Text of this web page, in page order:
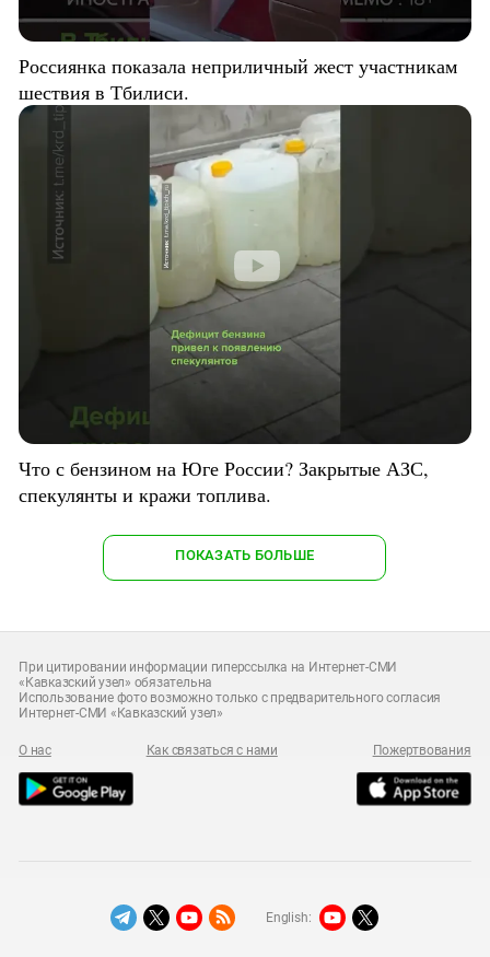
Россиянка показала неприличный жест участникам
шествия в Тбилиси.
Что с бензином на Юге России? Закрытые АЗС,
спекулянты и кражи топлива.
ПОКАЗАТЬ БОЛЬШЕ
При цитировании информации гиперссылка на Интернет-СМИ
«Кавказский узел» обязательна
Использование фото возможно только с предварительного согласия
Интернет-СМИ «Кавказский узел»
О нас Как связаться с нами Пожертвования
English: